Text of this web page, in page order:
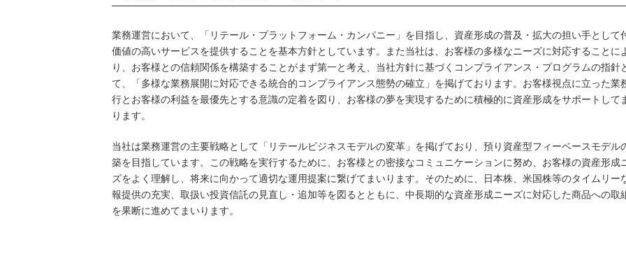
業務運営において、「リテール・プラットフォーム・カンパニー」を目指し、資産形成の普及・拡大の担い手として
価値の高いサービスを提供することを基本方針としています。また当社は、お客様の多様なニーズに対応することに
り、お客様との信頼関係を構築することがまず第一と考え、当社方針に基づくコンプライアンス・プログラムの指針
て、「多様な業務展開に対応できる統合的コンプライアンス態勢の確立」を掲げております。お客様視点に立った業
行とお客様の利益を最優先とする意識の定着を図り、お客様の夢を実現するために積極的に資産形成をサポートして
ります。
当社は業務運営の主要戦略として「リテールビジネスモデルの変革」を掲げており、預り資産型フィーベースモデル
築を目指しています。この戦略を実行するために、お客様との密接なコミュニケーションに努め、お客様の資産形成
ズをよく理解し、将来に向かって適切な運用提案に繋げてまいります。そのために、日本株、米国株等のタイムリー
報提供の充実、取扱い投資信託の見直し・追加等を図るとともに、中長期的な資産形成ニーズに対応した商品への取
を果断に進めてまいります。